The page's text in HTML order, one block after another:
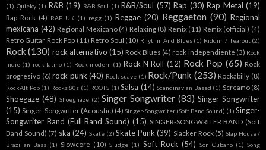
(1) Quieky (1) R&B (19) R&B Soul (1) R&B/Soul (57) Rap (30) Rap Metal (19)
Rap Rock (4) RAP UK (1) regg (1) Reggae (20) Reggaeton (90) Regional
mexicana (42) Regional Mexicano (4) Relaxing (8) Remix (11) Remix (official) (4)
Retro Guitar Rock Pop (11) Retro Soul (10) Rhythm And Blues (1) Riddim / Tearout (2)
Rock (130) rock alternativo (15) Rock Blues (4) rock independiente (3) Rock
indie (1) rock latino (1) Rock modern (1) Rock N Roll (12) Rock Pop (65) Rock
progresivo (6) rock punk (40) Rock suave (1) Rock/Punk (253) Rockabilly (8)
RockAlt Pop (1) Rocks 80s (1) ROOTS (1) Salsa (14) Scandinavian Based (1) Screamo (8)
Shoegaze (48) Shoeghaze (2) Singer Songwriter (83) Singer-Songwriter
(15) Singer-Songwriter (Acoustic) (4) Singer-Songwriter (Soft Band Sound) (1) Singer-
Songwriter Band (Full Band Sound) (15) SINGER-SONGWRITER BAND (Soft
Band Sound) (7) ska (24) Skate (2) Skate Punk (39) Slacker Rock (5) Slap House /
Brazilian Bass (1) Slowcore (10) Sludge (1) Soft Rock (54) Son Cubano (1) Song